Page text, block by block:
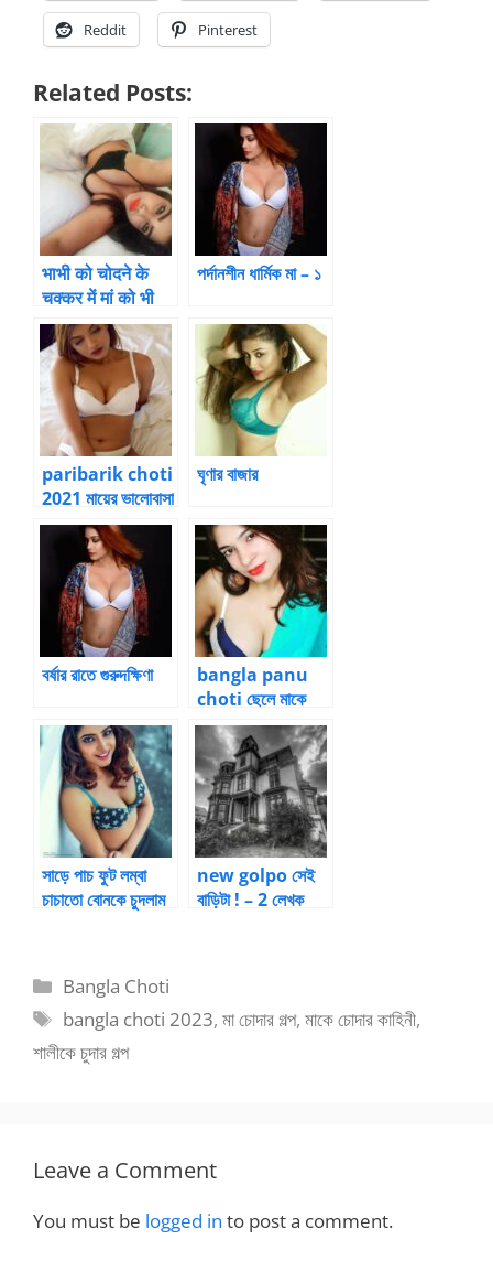
Reddit Pinterest
Related Posts:
भाभी को चोदने के
चक्कर में मां को भी
चोद दिया -Maa
beta choti
story
পর্দানশীন ধার্মিক মা – ১
paribarik choti
2021 মায়ের ভালোবাসা
– 12
ঘৃণার বাজার
বর্ষার রাতে গুরুদক্ষিণা
bangla panu
choti ছেলে মাকে
জোর করে চুদলো – 2
সাড়ে পাচ ফুট লম্বা
চাচাতো বোনকে চুদলাম
new golpo সেই
বাড়িটা ! – 2 লেখক
Categories
Bangla Choti
Tags
bangla choti 2023,মা চোদার গল্প,মাকে চোদার কাহিনী,
শালীকে চুদার গল্প
Leave a Comment
You must be logged in to post a comment.